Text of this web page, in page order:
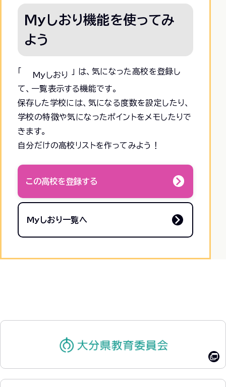
Myしおり機能を使ってみ
よう
「 Myしおり 」 は、気になった高校を登録し
て、一覧表示する機能です。
保存した学校には、気になる度数を設定したり、
学校の特徴や気になったポイントをメモしたりで
きます。
自分だけの高校リストを作ってみよう！
この高校を登録する
Myしおり一覧へ